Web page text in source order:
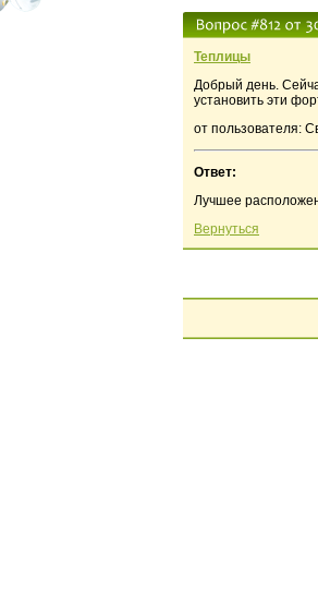
Теплицы
Добрый день.
установить эти
от пользователя:
Ответ:
Лучшее
Вернуться